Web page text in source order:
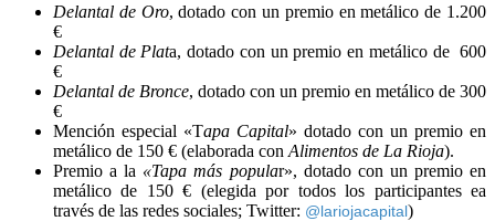
Delantal de Oro, dotado con un premio en metálico de 1.200
€
Delantal de Plata, dotado con un premio en metálico de 600
€
Delantal de Bronce, dotado con un premio en metálico de 300
€
Mención especial «Tapa Capital» dotado con un premio en
metálico de 150 € (elaborada con Alimentos de La Rioja).
Premio a la «Tapa más popular», dotado con un premio en
metálico de 150 € (elegida por todos los participantes ea
través de las redes sociales; Twitter: @lariojacapital)